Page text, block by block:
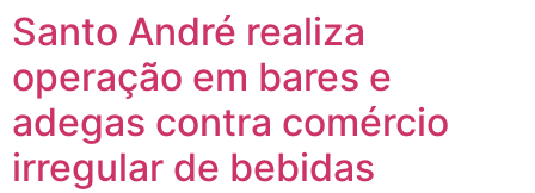
Santo André realiza
operação em bares e
adegas contra comércio
irregular de bebidas